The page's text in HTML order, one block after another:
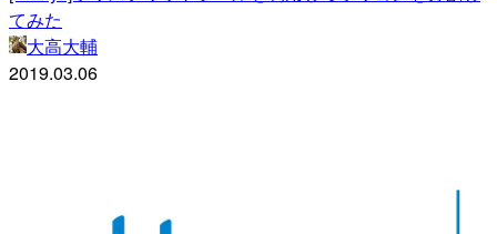
てみた
大高大輔
2019.03.06